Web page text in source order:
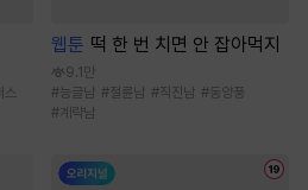
스
웹툰 떡 한 번 치면 안 잡아먹지
9.1만
#능글남 #절륜남 #직진남 #동양풍
#계략남